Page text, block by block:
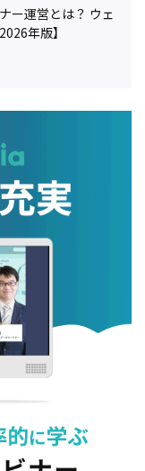
ー運営とは？ ウェ
年版】